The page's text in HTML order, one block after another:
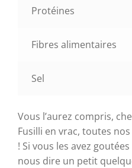
Protéines
Fibres alimentaires
Sel
Vous l’aurez compris,
Fusilli en vrac, toutes
! Si vous les avez
nous dire un petit